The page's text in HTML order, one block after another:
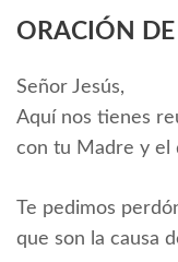
ORACIÓN DE
Señor Jesús,
Aquí nos tienes
con tu Madre y el
Te pedimos
que son la causa